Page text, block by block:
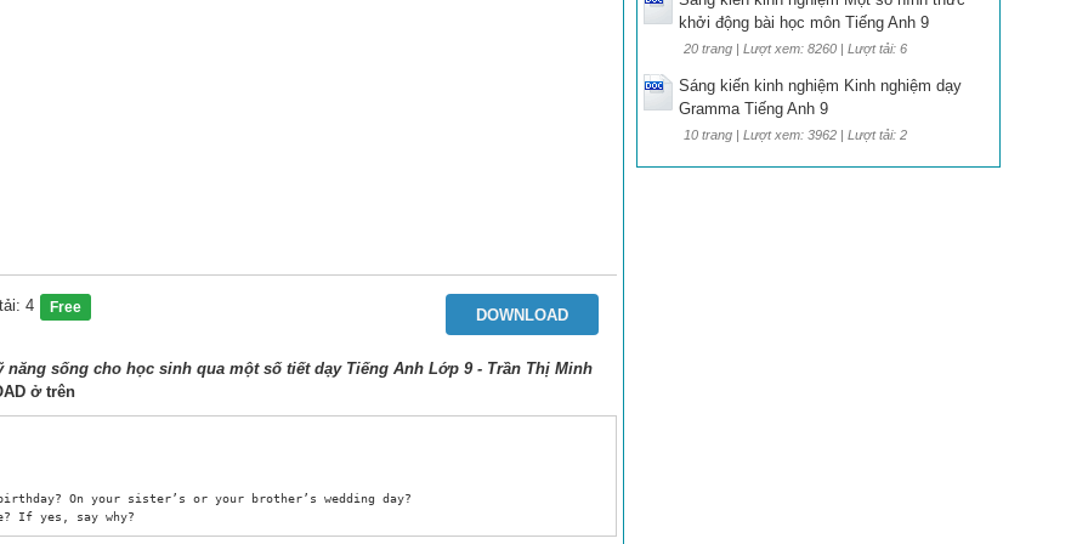
4 Free DOWNLOAD
sống cho học sinh qua một số tiết dạy Tiếng Anh Lớp 9 - Trần Thị Minh
ở trên
khởi động bài học môn Tiếng Anh 9
20 trang | Lượt xem: 8260 | Lượt tải: 6
Sáng kiến kinh nghiệm Kinh nghiệm dạy
Gramma Tiếng Anh 9
10 trang | Lượt xem: 3962 | Lượt tải: 2